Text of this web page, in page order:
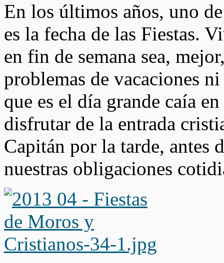
En los últimos años, uno
es la fecha de las Fiestas.
en fin de semana sea,
problemas de vacaciones
que es el día grande caía
disfrutar de la entrada
Capitán por la tarde, antes
nuestras obligaciones